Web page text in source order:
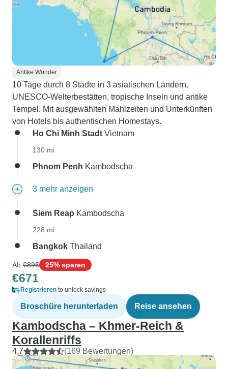
Antike Wunder
10 Tage durch 8 Städte in 3 asiatischen Ländern.
UNESCO-Welterbestätten, tropische Inseln und antike
Tempel. Mit ausgewählten Mahlzeiten und Unterkünften
von Hotels bis authentischen Homestays.
Ho Chi Minh Stadt Vietnam
130 mi
Phnom Penh Kambodscha
3 mehr anzeigen
Siem Reap Kambodscha
228 mi
Bangkok Thailand
Ab €895 25% sparen
€671
Registrieren to unlock savings
Broschüre herunterladen Reise ansehen
Kambodscha – Khmer-Reich &
Korallenriffs
4,7 (169 Bewertungen)